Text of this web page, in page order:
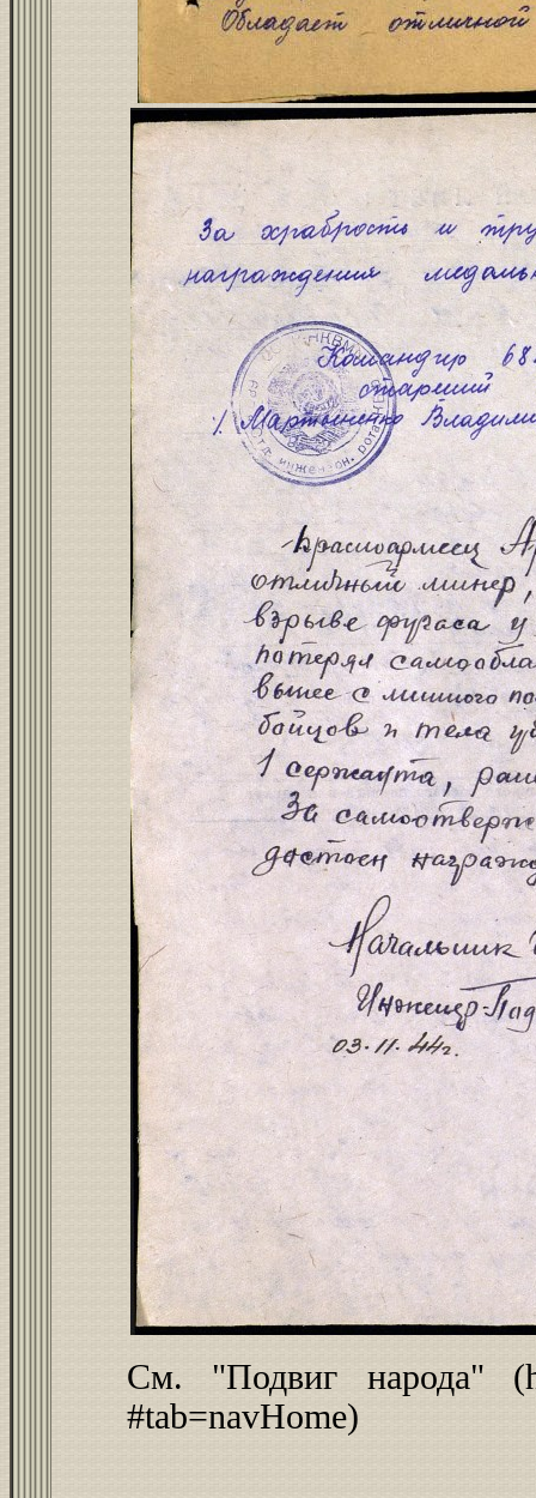
См. "Подвиг народа"
#tab=navHome)